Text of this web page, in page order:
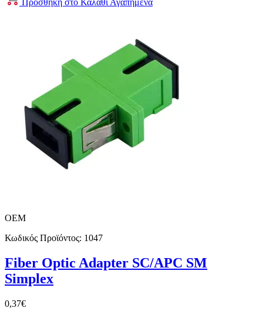
Προσθήκη στο ΚαλάθιΑγαπημένα
OEM
Κωδικός Προϊόντος: 1047
Fiber Optic Adapter SC/APC SM
Simplex
0,37€